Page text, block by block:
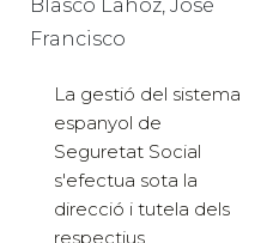
Blasco Lahoz, José
Francisco
La gestió del sistema
espanyol de
Seguretat Social
s'efectua sota la
direcció i tutela dels
respectius